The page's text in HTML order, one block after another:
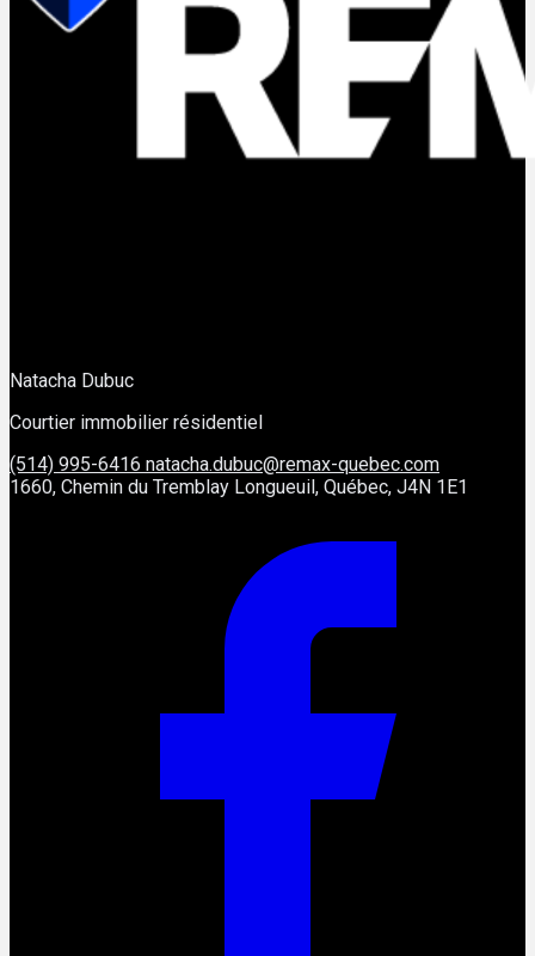
Natacha Dubuc
Courtier immobilier résidentiel
(514) 995-6416 natacha.dubuc@remax-quebec.com
1660, Chemin du Tremblay Longueuil, Québec, J4N 1E1